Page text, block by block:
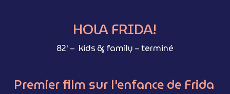
next
section
HOLA FRIDA!
82′ – kids & family – terminé
Premierfilm sur l'enfancede Frida